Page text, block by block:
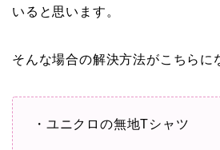
いると思います。
そんな場合の解決方法がこちらに
・ユニクロの無地Tシャツ